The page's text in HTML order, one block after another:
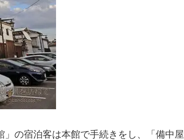
の宿泊客は本館で手続きをし、「備中屋